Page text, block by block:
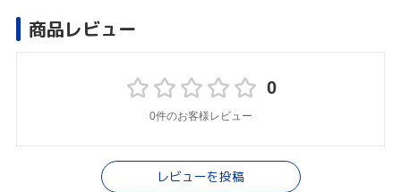
商品レビュー
0
0件のお客様レビュー
レビューを投稿